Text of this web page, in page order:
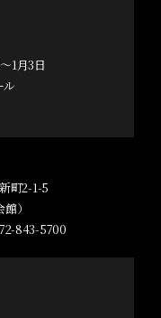
1月3日
ル
町2-1-5
）
843-5700